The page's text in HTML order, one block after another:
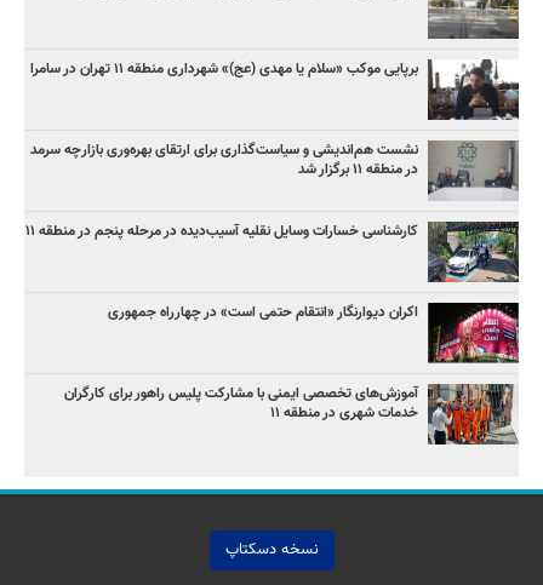
برپایی موکب «سلام یا مهدی (عج)» شهرداری منطقه ۱۱ تهران در سامرا
نشست هم‌اندیشی و سیاست‌گذاری برای ارتقای بهره‌وری بازارچه سرمد
در منطقه ۱۱ برگزار شد
کارشناسی خسارات وسایل نقلیه آسیب‌دیده در مرحله پنجم در منطقه ۱۱
اکران دیوارنگار «انتقام حتمی است» در چهارراه جمهوری
آموزش‌های تخصصی ایمنی با مشارکت پلیس راهور برای کارگران
خدمات شهری در منطقه ۱۱
نسخه دسکتاپ